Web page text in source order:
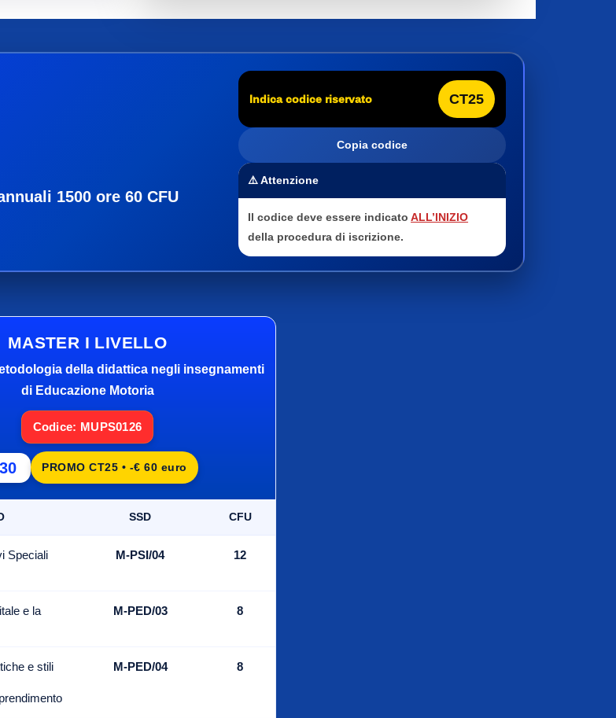
1500 ore 60 CFU
Indica codice riservato CT25
Copia codice
⚠️ Attenzione
Il codice deve essere indicatoALL’INIZIO
della procedura di iscrizione.
MASTER I LIVELLO
della didattica negli insegnamenti
di Educazione Motoria
Codice: MUPS0126
PROMO CT25 • -€ 60 euro
SSD CFU
Speciali
M-PSI/04 12
e la
M-PED/03 8
e stili
M-PED/04 8